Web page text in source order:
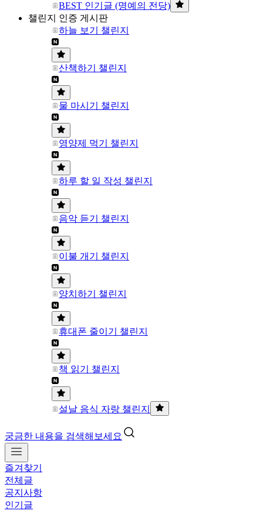
BEST 인기글 (명예의 전당)
챌린지 인증 게시판
하늘 보기 챌린지
산책하기 챌린지
물 마시기 챌린지
영양제 먹기 챌린지
하루 할 일 작성 챌린지
음악 듣기 챌린지
이불 개기 챌린지
양치하기 챌린지
휴대폰 줄이기 챌린지
책 읽기 챌린지
설날 음식 자랑 챌린지
궁금한 내용을 검색해보세요
즐겨찾기
전체글
공지사항
인기글